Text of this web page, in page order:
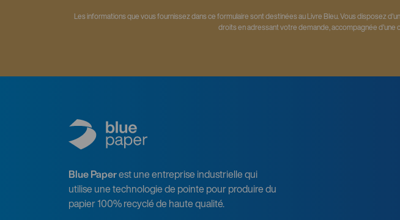
Les informations que vous fournissez dans ce formulaire sont destinées au Livre Bleu. Vous disposez
droits en adressant votre demande, accompagnée d'une
Blue Paperest une entreprise industrielle qui
utilise une technologie de pointe pour produire du
papier 100% recyclé de haute qualité.